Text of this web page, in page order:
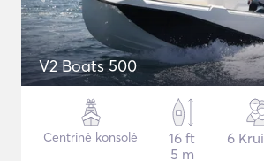
V2 Boats 500
Centrinė konsolė
16 ft
5 m
6